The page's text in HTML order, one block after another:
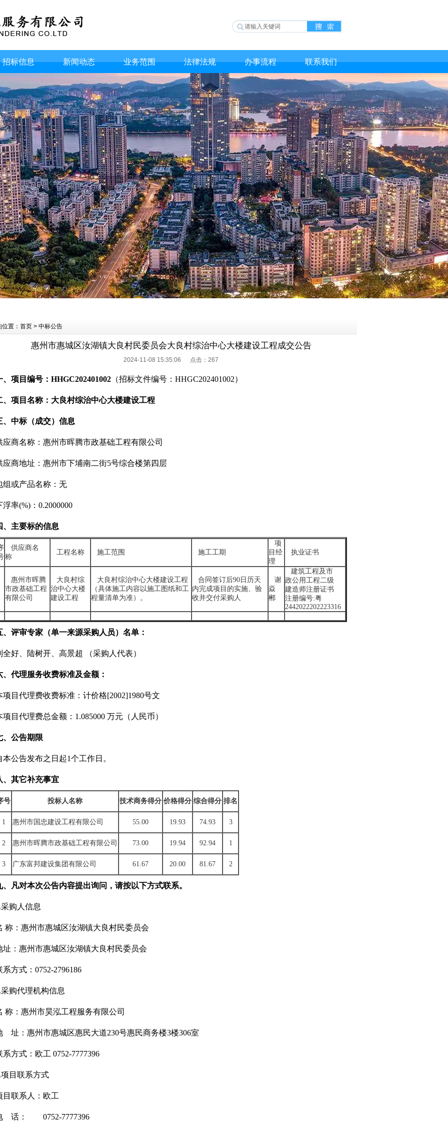
招标信息 新闻动态 业务范围 法律法规 办事流程 联系我们
位置：首页 > 中标公告
惠州市惠城区汝湖镇大良村民委员会大良村综治中心大楼建设工程成交公告
2024-11-08 15:35:06 点击： 267
、项目编号：HHGC202401002 （招标文件编号：HHGC202401002）
、项目名称：大良村综治中心大楼建设工程
、中标（成交）信息
应商名称：惠州市晖腾市政基础工程有限公司
应商地址：惠州市下埔南二街5号综合楼第四层
组或产品名称：无
浮率(%)：0.2000000
、主要标的信息
供应商名
称
工程名称 施工范围 施工工期
项
目经
理
执业证书
惠州市晖腾
市政基础工程
有限公司
大良村综
治中心大楼
建设工程
大良村综治中心大楼建设工程
（具体施工内容以施工图纸和工
程量清单为准）。
合同签订后90日历天
内完成项目的实施、验
收并交付采购人
谢
焱
郴
建筑工程及市
政公用工程二级
建造师注册证书
注册编号:粤
2442022202223316
、评审专家（单一来源采购人员）名单：
全好、陆树开、高景超 （采购人代表）
、代理服务收费标准及金额：
项目代理费收费标准：计价格[2002]1980号文
项目代理费总金额：1.085000 万元（人民币）
、公告期限
本公告发布之日起1个工作日。
、其它补充事宜
号 投标人名称 技术商务得分 价格得分 综合得分 排名
1 惠州市国忠建设工程有限公司 55.00 19.93 74.93 3
2 惠州市晖腾市政基础工程有限公司 73.00 19.94 92.94 1
3 广东富邦建设集团有限公司 61.67 20.00 81.67 2
、凡对本次公告内容提出询问，请按以下方式联系。
采购人信息
称：惠州市惠城区汝湖镇大良村民委员会
址：惠州市惠城区汝湖镇大良村民委员会
系方式：0752-2796186
采购代理机构信息
称：惠州市昊泓工程服务有限公司
址：惠州市惠城区惠民大道230号惠民商务楼3楼306室
系方式：欧工 0752-7777396
项目联系方式
目联系人：欧工
话： 0752-7777396